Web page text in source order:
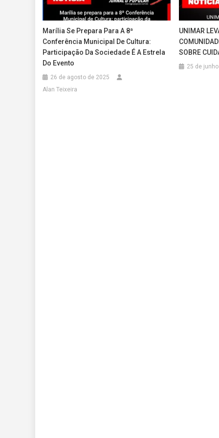
Marília Se Prepara Para A 8ª
Conferência Municipal De Cultura:
Participação Da Sociedade É A Estrela
Do Evento
26 de agosto de 2025
Alan Teixeira
UNIMAR
SOBRE
25 de